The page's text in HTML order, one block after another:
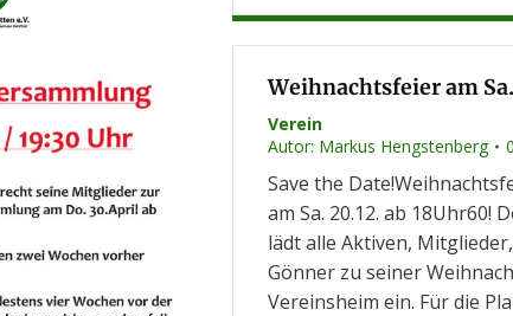
Weihnachtsfeier am
Verein
Autor: Markus Hengstenberg
Save the
am Sa. 20.12. ab 18Uhr60!
lädt alle Aktiven,
Gönner zu seiner
Vereinsheim ein. Für die